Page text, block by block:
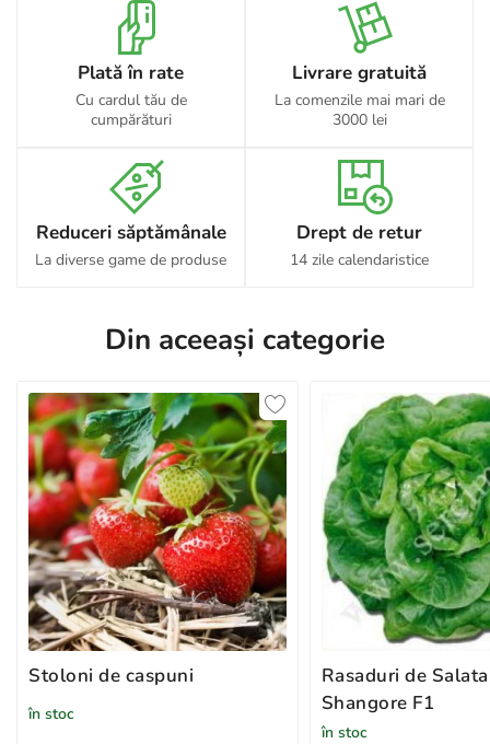
Plată în rate
Cu cardul tău de
cumpărături
Livrare gratuită
La comenzile mai mari de
3000 lei
Reduceri săptămânale
La diverse game de produse
Drept de retur
14 zile calendaristice
Din aceeași categorie
Stoloni de caspuni
în stoc
Rasaduri de
Shangore F1
în stoc